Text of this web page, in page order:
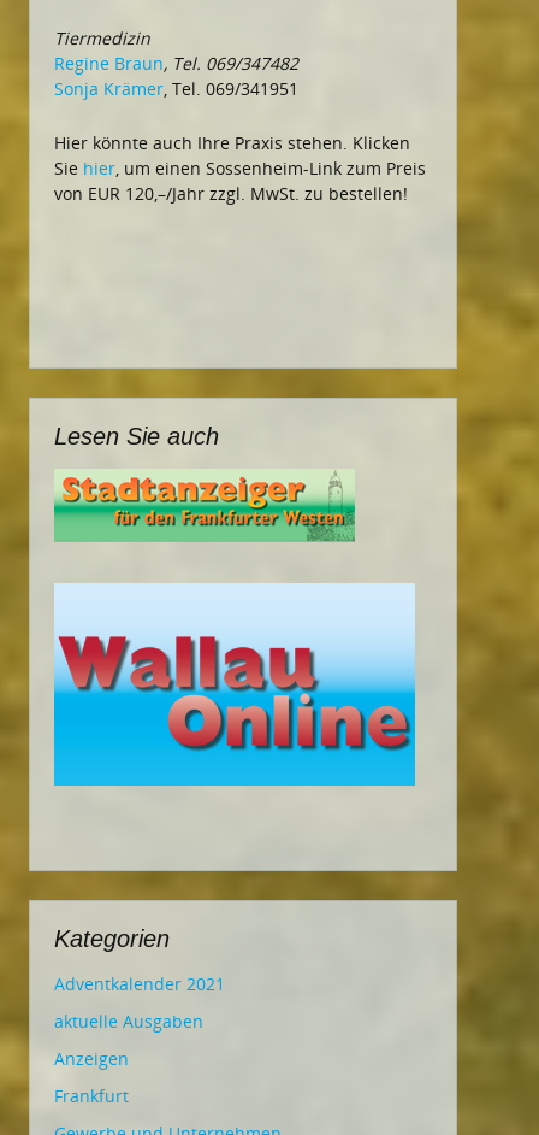
Tiermedizin
Regine Braun, Tel. 069/347482
Sonja Krämer , Tel. 069/341951
Hier könnte auch Ihre Praxis stehen. Klicken
Sie hier , um einen Sossenheim-Link zum Preis
von EUR 120,–/Jahr zzgl. MwSt. zu bestellen!
Lesen Sie auch
Kategorien
Adventkalender 2021
aktuelle Ausgaben
Anzeigen
Frankfurt